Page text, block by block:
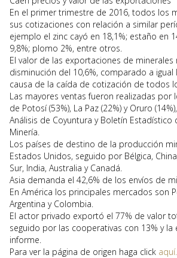
En el primer trimestre de 2016, todos los
sus cotizaciones con relación a similar
ejemplo el zinc cayó en 18,1%; estaño en
9,8%; plomo 2%, entre otros.
El valor de las exportaciones de minerales
disminución del 10,6%, comparado a igual
causa de la caída de cotización de todos
Las mayores ventas fueron realizadas
de Potosí (53%), La Paz (22%) y Oruro
Análisis de Coyuntura y Boletín Estadístico
Minería.
Los países de destino de la producción
Estados Unidos, seguido por Bélgica,
Sur, India, Australia y Canadá.
Asia demanda el 42,6% de los envíos de
En América los principales mercados son
Argentina y Colombia.
El actor privado exportó el 77% de valor
seguido por las cooperativas con 13% y la
informe.
Para ver la página de origen haga click aquí.